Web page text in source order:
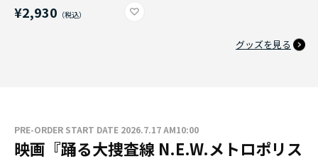
¥2,930
グッズを見る
PRE-ORDER START DATE 2026.7.17 AM10:00
映画『踊る大捜査線 N.E.W.メトロポリス